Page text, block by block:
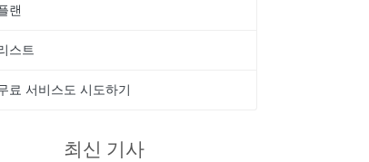
랜
스트
료 서비스도 시도하기
최신 기사